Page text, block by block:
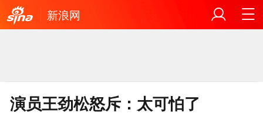
新浪网
演员王劲松怒斥：太可怕了